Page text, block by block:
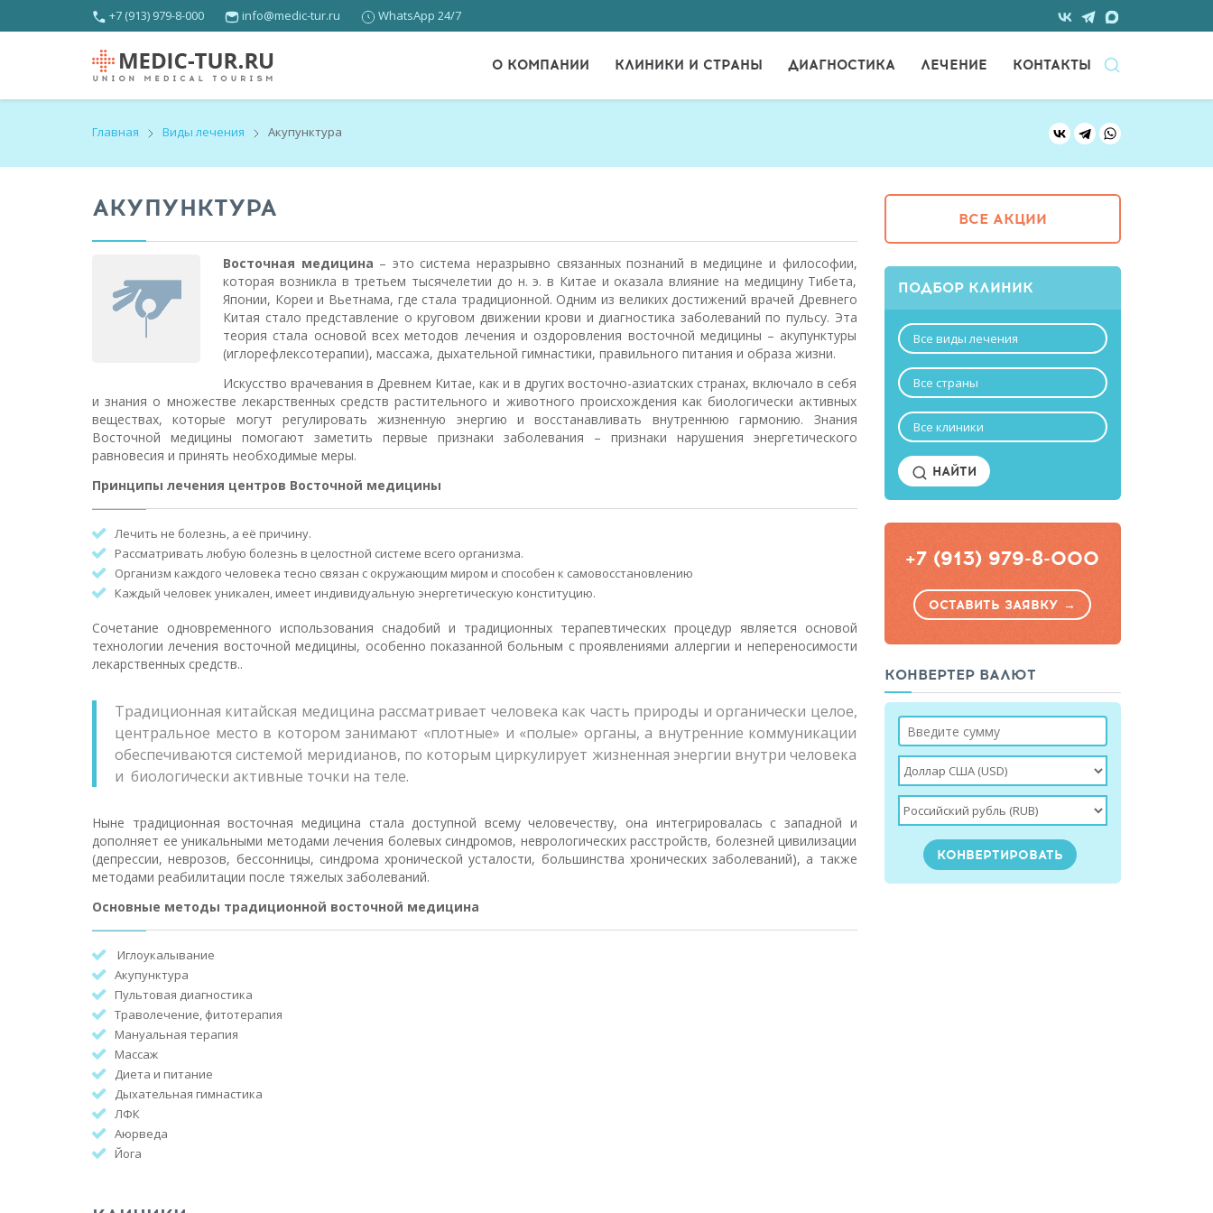
+7 (913) 979-8-000 info@medic-tur.ru WhatsApp 24/7
О КОМПАНИИ КЛИНИКИ И СТРАНЫ ДИАГНОСТИКА ЛЕЧЕНИЕ КОНТАКТЫ
Главная Виды лечения Акупунктура
АКУПУНКТУРА
Восточная медицина – это система неразрывно связанных познаний в медицине и философии,
которая возникла в третьем тысячелетии до н. э. в Китае и оказала влияние на медицину Тибета,
Японии, Кореи и Вьетнама, где стала традиционной. Одним из великих достижений врачей Древнего
Китая стало представление о круговом движении крови и диагностика заболеваний по пульсу. Эта
теория стала основой всех методов лечения и оздоровления восточной медицины – акупунктуры
(иглорефлексотерапии), массажа, дыхательной гимнастики, правильного питания и образа жизни.
Искусство врачевания в Древнем Китае, как и в других восточно-азиатских странах, включало в себя
и знания о множестве лекарственных средств растительного и животного происхождения как биологически активных
веществах, которые могут регулировать жизненную энергию и восстанавливать внутреннюю гармонию. Знания
Восточной медицины помогают заметить первые признаки заболевания – признаки нарушения энергетического
равновесия и принять необходимые меры.
Принципы лечения центров Восточной медицины
Лечить не болезнь, а её причину.
Рассматривать любую болезнь в целостной системе всего организма.
Организм каждого человека тесно связан с окружающим миром и способен к самовосстановлению
Каждый человек уникален, имеет индивидуальную энергетическую конституцию.
Сочетание одновременного использования снадобий и традиционных терапевтических процедур является основой
технологии лечения восточной медицины, особенно показанной больным с проявлениями аллергии и непереносимости
лекарственных средств..
Традиционная китайская медицина рассматривает человека как часть природы и органически целое,
центральное место в котором занимают «плотные» и «полые» органы, а внутренние коммуникации
обеспечиваются системой меридианов, по которым циркулирует жизненная энергии внутри человека
и биологически активные точки на теле.
Ныне традиционная восточная медицина стала доступной всему человечеству, она интегрировалась с западной и
дополняет ее уникальными методами лечения болевых синдромов, неврологических расстройств, болезней цивилизации
(депрессии, неврозов, бессонницы, синдрома хронической усталости, большинства хронических заболеваний), а также
методами реабилитации после тяжелых заболеваний.
Основные методы традиционной восточной медицина
Иглоукалывание
Акупунктура
Пультовая диагностика
Траволечение, фитотерапия
Мануальная терапия
Массаж
Диета и питание
Дыхательная гимнастика
ЛФК
Аюрведа
Йога
ВСЕ АКЦИИ
ПОДБОР КЛИНИК
Все виды лечения
Все страны
Все клиники
НАЙТИ
+7 (913) 979-8-000
ОСТАВИТЬ ЗАЯВКУ →
КОНВЕРТЕР ВАЛЮТ